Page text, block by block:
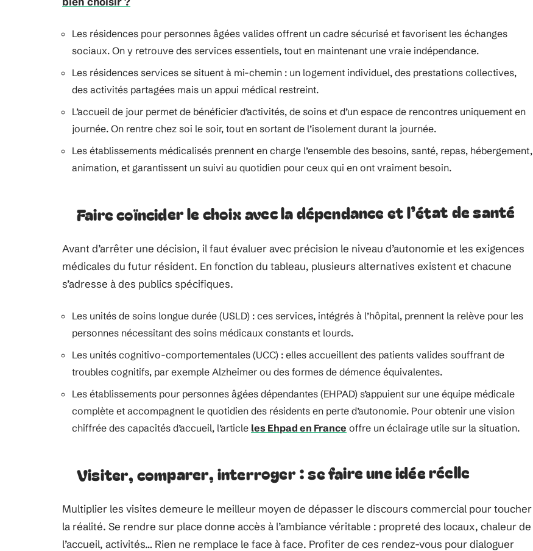
Les résidences pour personnes âgées valides offrent un cadre sécurisé et favorisent les échanges
sociaux. On y retrouve des services essentiels, tout en maintenant une vraie indépendance.
Les résidences services se situent à mi-chemin : un logement individuel, des prestations collectives,
des activités partagées mais un appui médical restreint.
L’accueil de jour permet de bénéficier d’activités, de soins et d’un espace de rencontres uniquement en
journée. On rentre chez soi le soir, tout en sortant de l’isolement durant la journée.
Les établissements médicalisés prennent en charge l’ensemble des besoins, santé, repas, hébergement,
animation, et garantissent un suivi au quotidien pour ceux qui en ont vraiment besoin.
Faire coïncider le choix avec la dépendance et l’état de santé
Avant d’arrêter une décision, il faut évaluer avec précision le niveau d’autonomie et les exigences
médicales du futur résident. En fonction du tableau, plusieurs alternatives existent et chacune
s’adresse à des publics spécifiques.
Les unités de soins longue durée (USLD) : ces services, intégrés à l’hôpital, prennent la relève pour les
personnes nécessitant des soins médicaux constants et lourds.
Les unités cognitivo-comportementales (UCC) : elles accueillent des patients valides souffrant de
troubles cognitifs, par exemple Alzheimer ou des formes de démence équivalentes.
Les établissements pour personnes âgées dépendantes (EHPAD) s’appuient sur une équipe médicale
complète et accompagnent le quotidien des résidents en perte d’autonomie. Pour obtenir une vision
chiffrée des capacités d’accueil, l’article les Ehpad en France offre un éclairage utile sur la situation.
Visiter, comparer, interroger : se faire une idée réelle
Multiplier les visites demeure le meilleur moyen de dépasser le discours commercial pour toucher
la réalité. Se rendre sur place donne accès à l’ambiance véritable : propreté des locaux, chaleur de
l’accueil, activités… Rien ne remplace le face à face. Profiter de ces rendez-vous pour dialoguer